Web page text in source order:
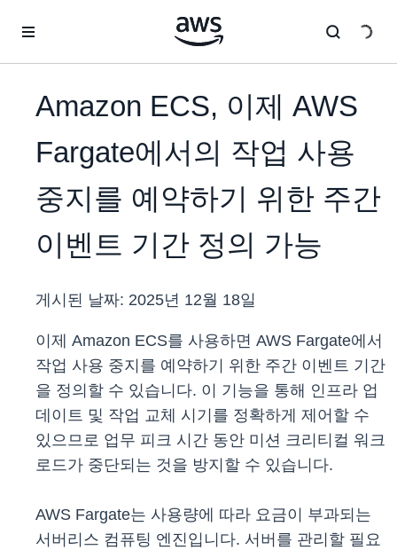
Amazon ECS, 이제 AWS
Fargate에서의 작업 사용
중지를 예약하기 위한 주간
이벤트 기간 정의 가능
게시된 날짜: 2025년 12월 18일
이제 Amazon ECS를 사용하면 AWS Fargate에서
작업 사용 중지를 예약하기 위한 주간 이벤트 기간
을 정의할 수 있습니다. 이 기능을 통해 인프라 업
데이트 및 작업 교체 시기를 정확하게 제어할 수
있으므로 업무 피크 시간 동안 미션 크리티컬 워크
로드가 중단되는 것을 방지할 수 있습니다.
AWS Fargate는 사용량에 따라 요금이 부과되는
서버리스 컴퓨팅 엔진입니다. 서버를 관리할 필요